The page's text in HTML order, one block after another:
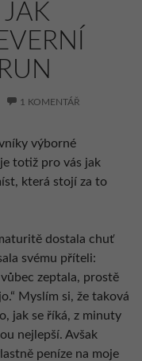
1 KOMENTÁŘ
výborné
totiž pro vás jak
která stojí za to
dostala chuť
svému příteli:
zeptala, prostě
Myslím si, že taková
jak se říká, z minuty
nejlepší. Avšak
peníze na moje